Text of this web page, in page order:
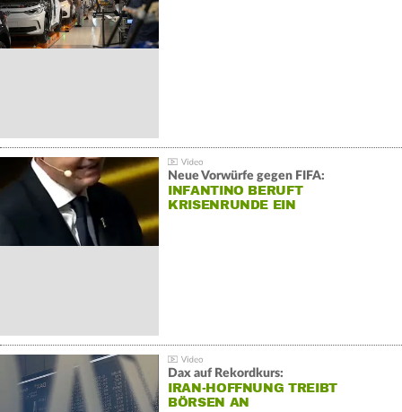
Neue Vorwürfe gegen FIFA:
INFANTINO BERUFT
KRISENRUNDE EIN
Dax auf Rekordkurs:
IRAN-HOFFNUNG TREIBT
BÖRSEN AN